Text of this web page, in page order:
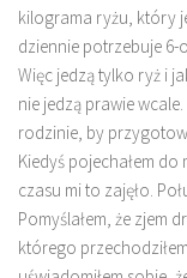
kilograma ryżu, który
dziennie potrzebuje
Więc jedzą tylko ryż i
nie jedzą prawie
rodzinie, by
Kiedyś pojechałem
czasu mi to zajęło.
Pomyślałem, że zjem
którego